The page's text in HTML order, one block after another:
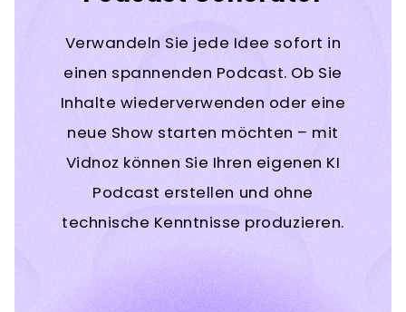
Verwandeln Sie jede Idee sofort in
einen spannenden Podcast. Ob Sie
Inhalte wiederverwenden oder eine
neue Show starten möchten – mit
Vidnoz können Sie Ihren eigenen KI
Podcast erstellen und ohne
technische Kenntnisse produzieren.